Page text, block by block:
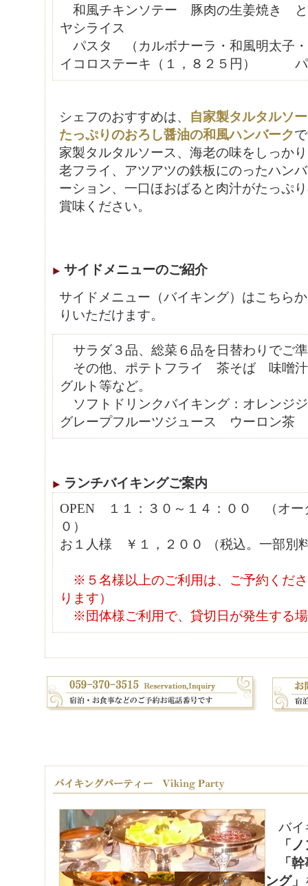
和風チキンソテー 豚肉の生姜焼き
ヤシライス
パスタ （カルボナーラ・和風明太子
イコロステーキ（１，８２５円） パ
シェフのおすすめは、
自家製タルタルソ
たっぷりのおろし醤油の和風ハンバーク
家製タルタルソース、海老の味をしっか
老フライ、アツアツの鉄板にのったハン
ーション、一口ほおばると肉汁がたっぷ
賞味ください。
サイドメニューのご紹介
サイドメニュー（バイキング）はこちら
りいただけます。
サラダ３品、総菜６品を日替わりでご
その他、ポテトフライ 茶そば 味噌
グルト等など。
ソフトドリンクバイキング：オレン
グレープフルーツジュース ウーロン茶
ランチバイキングご案内
OPEN １１：３０～１４：００ （オー
０）
お１人様 ￥１，２００ （税込。一部別
※５名様以上のご利用は、ご予約くだ
ります）
※団体様ご利用で、貸切日が発生する
バイ
「
「
ング」